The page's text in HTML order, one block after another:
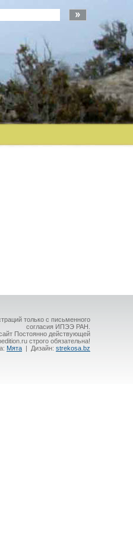
только с письменного
согласия ИПЭЭ РАН.
Постоянно действующей
строго обязательна!
Мята | Дизайн: strekosa.bz